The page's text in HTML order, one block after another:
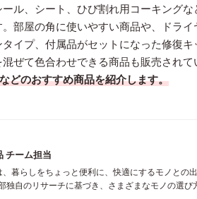
ル、シート、ひび割れ用コーキング
部屋の角に使いやすい商品や、ドラ
イプ、付属品がセットになった修復
ぜて色合わせできる商品も販売されて
どのおすすめ商品を紹介します。
チーム担当
、暮らしをちょっと便利に、快適にするモノとの
独自のリサーチに基づき、さまざまなモノの選